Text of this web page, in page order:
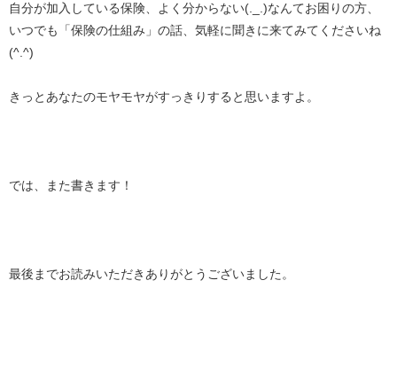
自分が加入している保険、よく分からない(._.)なんてお困りの方、
いつでも「保険の仕組み」の話、気軽に聞きに来てみてくださいね
(^.^)
きっとあなたのモヤモヤがすっきりすると思いますよ。
では、また書きます！
最後までお読みいただきありがとうございました。